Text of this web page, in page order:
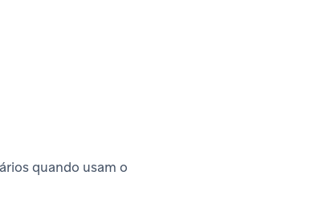
quando usam o